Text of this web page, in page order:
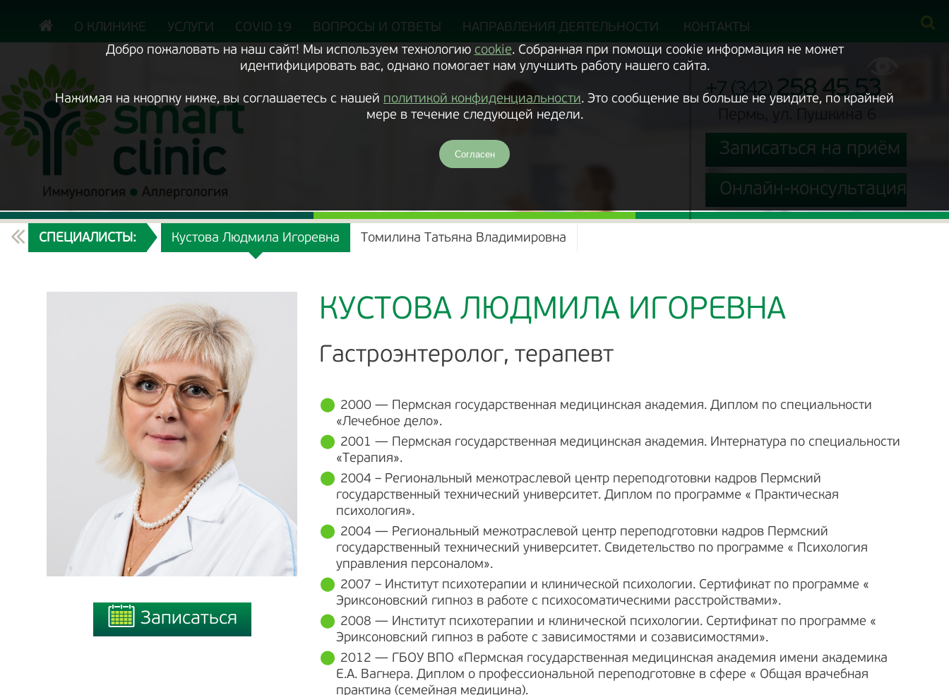
Добро пожаловать на наш сайт! Мы используем технологию cookie. Собранная при помощи cookie информация не может
идентифицировать вас, однако помогает нам улучшить работу нашего сайта.
Нажимая на кнорпку ниже, вы соглашаетесь с нашей политикой конфиденциальности. Это сообщение вы больше не увидите, по крайней
мере в течение следующей недели.
Согласен
О КЛИНИКЕ УСЛУГИ COVID 19 ВОПРОСЫ И ОТВЕТЫ НАПРАВЛЕНИЯ ДЕЯТЕЛЬНОСТИ КОНТАКТЫ
+7 (342)258 45 53
Записаться на приём
Онлайн-консультация
ТЕКУЩИЙ
РАЗДЕЛ
СПЕЦИАЛИСТЫ:
Текущий
раздел
Кустова Людмила Игоревна Томилина Татьяна Владимировна
Записаться
КУСТОВА ЛЮДМИЛА ИГОРЕВНА
Гастроэнтеролог, терапевт
2000 — Пермская государственная медицинская академия. Диплом по специальности
«Лечебное дело».
2001 — Пермская государственная медицинская академия. Интернатура по специальности
«Терапия».
2004 – Региональный межотраслевой центр переподготовки кадров Пермский
государственный технический университет. Диплом по программе « Практическая
психология».
2004 — Региональный межотраслевой центр переподготовки кадров Пермский
государственный технический университет. Свидетельство по программе « Психология
управления персоналом».
2007 – Институт психотерапии и клинической психологии. Сертификат по программе «
Эриксоновский гипноз в работе с психосоматическими расстройствами».
2008 — Институт психотерапии и клинической психологии. Сертификат по программе «
Эриксоновский гипноз в работе с зависимостями и созависимостями».
2012 — ГБОУ ВПО «Пермская государственная медицинская академия имени академика
Е.А. Вагнера. Диплом о профессиональной переподготовке в сфере « Общая врачебная
практика (семейная медицина).